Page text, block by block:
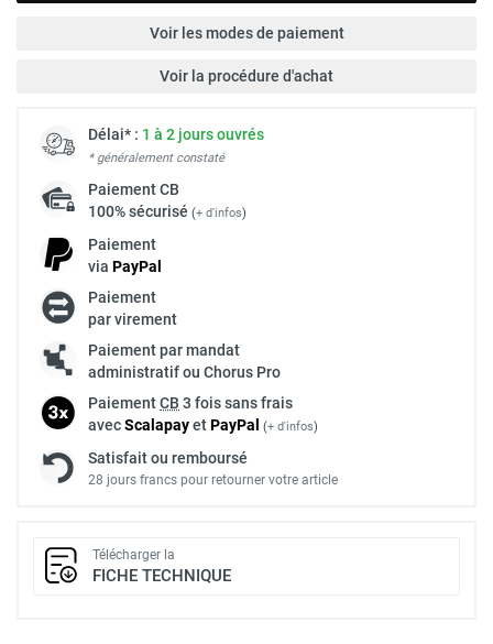
Voir les modes de paiement
Voir la procédure d'achat
Délai* : 1 à 2 jours ouvrés
* généralement constaté
PaiementCB
100% sécurisé (+ d'infos)
Paiement
via PayPal
Paiement
par virement
Paiement par mandat
administratif ou Chorus Pro
PaiementCB 3 fois sans frais
avecScalapayetPayPal (+ d'infos)
Satisfait ou remboursé
28 jours francs pour retourner votre article
Télécharger la
FICHE TECHNIQUE